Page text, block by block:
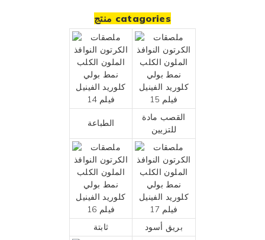
منتج catagories
الطباعة
القصب مادة
للتزيين
ثابتة بريق أسود